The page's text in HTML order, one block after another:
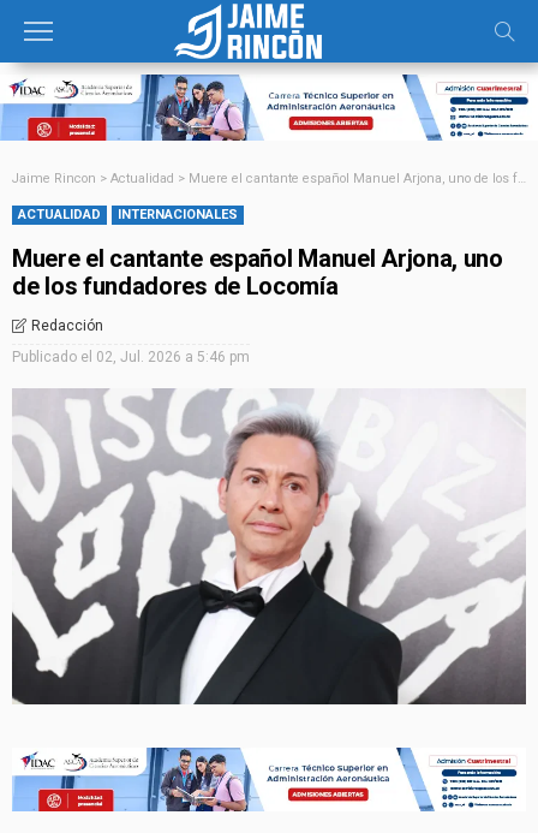
Jaime Rincon > Actualidad > Muere el cantante español Manuel Arjona, uno de los fundadores de Locomía
ACTUALIDAD INTERNACIONALES
Muere el cantante español Manuel Arjona, uno
de los fundadores de Locomía
Redacción
Publicado el 02, Jul. 2026 a 5:46 pm